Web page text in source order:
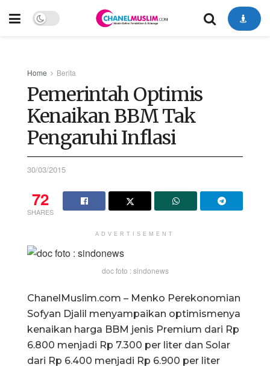
Home Berita
Pemerintah Optimis
Kenaikan BBM Tak
Pengaruhi Inflasi
30/03/2015
72
SHARES
ADVERTISEMENT
doc foto : sindonews
ChanelMuslim.com – Menko Perekonomian
Sofyan Djalil menyampaikan optimismenya
kenaikan harga BBM jenis Premium dari Rp
6.800 menjadi Rp 7.300 per liter dan Solar
dari Rp 6.400 menjadi Rp 6.900 per liter